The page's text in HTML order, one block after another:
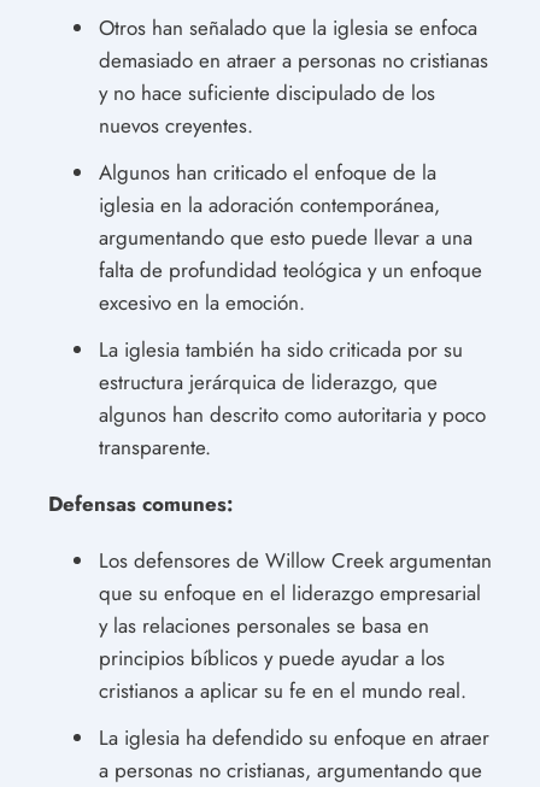
Otros han señalado que la iglesia se enfoca
demasiado en atraer a personas no cristianas
y no hace suficiente discipulado de los
nuevos creyentes.
Algunos han criticado el enfoque de la
iglesia en la adoración contemporánea,
argumentando que esto puede llevar a una
falta de profundidad teológica y un enfoque
excesivo en la emoción.
La iglesia también ha sido criticada por su
estructura jerárquica de liderazgo, que
algunos han descrito como autoritaria y poco
transparente.
Defensas comunes:
Los defensores de Willow Creek argumentan
que su enfoque en el liderazgo empresarial
y las relaciones personales se basa en
principios bíblicos y puede ayudar a los
cristianos a aplicar su fe en el mundo real.
La iglesia ha defendido su enfoque en atraer
a personas no cristianas, argumentando que